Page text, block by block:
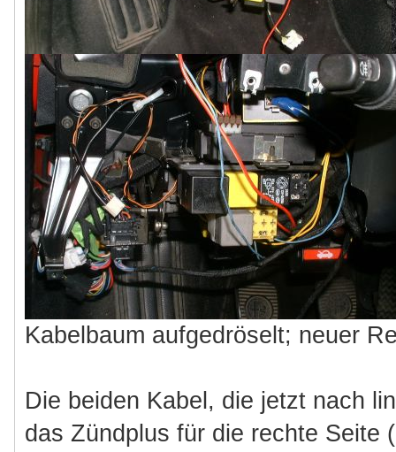
Kabelbaum aufgedröselt; neuer
Die beiden Kabel, die jetzt nach
das Zündplus für die rechte Seite